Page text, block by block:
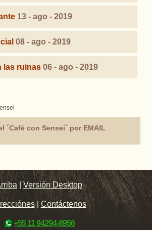
13 - ago - 2019
08 - ago - 2019
las ruinas 06 - ago - 2019
´Café con Sensei` por EMAIL
|Versión Desktop
| Contáctenos
+55 11 94294-8956